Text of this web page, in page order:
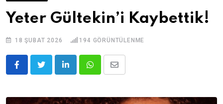
Yeter Gültekin’i Kaybettik!
18 ŞUBAT 2026 194 GÖRÜNTÜLENME
LinkedInWhatsapp
E-
ile